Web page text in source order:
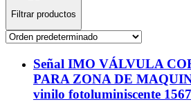
Filtrar productos
Señal IMO VÁLVULA
PARA ZONA DE
vinilo fotoluminiscente